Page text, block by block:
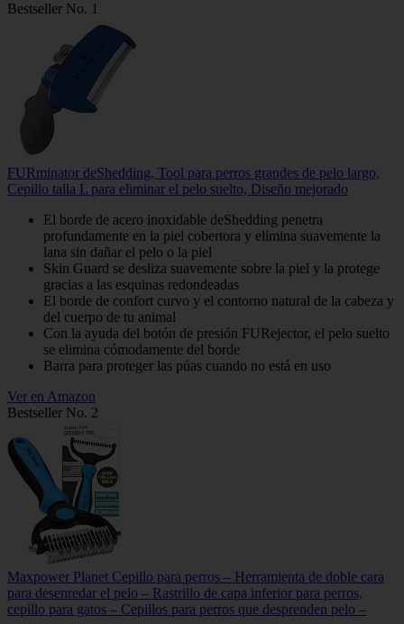
Bestseller No. 1
FURminator deShedding, Tool para perros grandes de pelo largo,
Cepillo talla L para eliminar el pelo suelto, Diseño mejorado
El borde de acero inoxidable deShedding penetra
profundamente en la piel cobertora y elimina suavemente la
lana sin dañar el pelo o la piel
Skin Guard se desliza suavemente sobre la piel y la protege
gracias a las esquinas redondeadas
El borde de confort curvo y el contorno natural de la cabeza y
del cuerpo de tu animal
Con la ayuda del botón de presión FURejector, el pelo suelto
se elimina cómodamente del borde
Barra para proteger las púas cuando no está en uso
Ver en Amazon
Bestseller No. 2
Maxpower Planet Cepillo para perros – Herramienta de doble cara
para desenredar el pelo – Rastrillo de capa inferior para perros,
cepillo para gatos – Cepillos para perros que desprenden pelo –